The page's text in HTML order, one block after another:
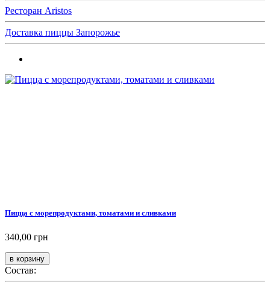
Ресторан Aristos
Доставка пиццы Запорожье
Пицца с морепродуктами, томатами и сливками
340,00 грн
Состав: